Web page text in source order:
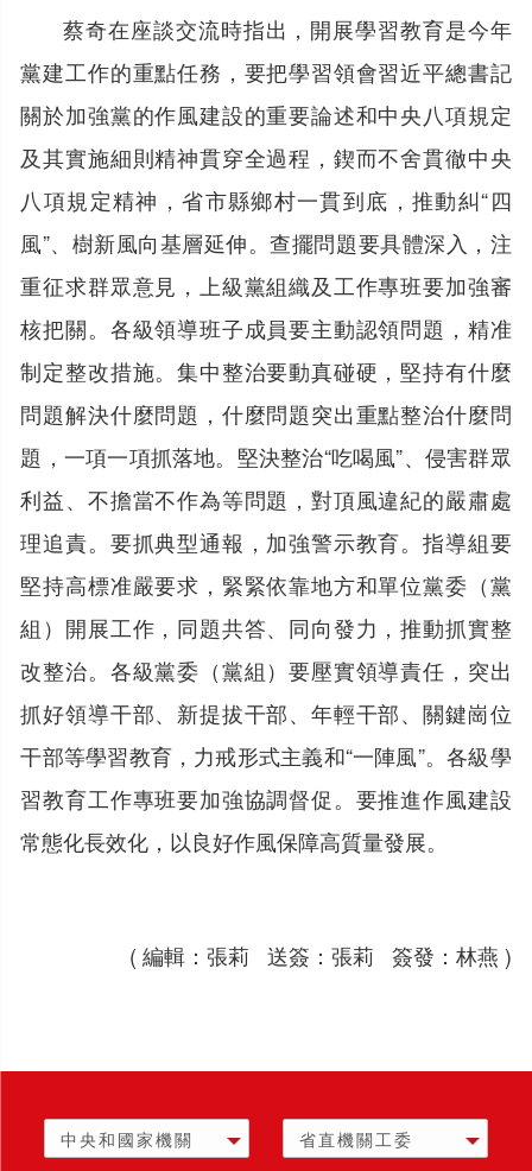
蔡奇在座談交流時指出，開展學習教育是今年
黨建工作的重點任務，要把學習領會習近平總書記
關於加強黨的作風建設的重要論述和中央八項規定
及其實施細則精神貫穿全過程，鍥而不舍貫徹中央
八項規定精神，省市縣鄉村一貫到底，推動糾“四
風”、樹新風向基層延伸。查擺問題要具體深入，注
重征求群眾意見，上級黨組織及工作專班要加強審
核把關。各級領導班子成員要主動認領問題，精准
制定整改措施。集中整治要動真碰硬，堅持有什麼
問題解決什麼問題，什麼問題突出重點整治什麼問
題，一項一項抓落地。堅決整治“吃喝風”、侵害群眾
利益、不擔當不作為等問題，對頂風違紀的嚴肅處
理追責。要抓典型通報，加強警示教育。指導組要
堅持高標准嚴要求，緊緊依靠地方和單位黨委（黨
組）開展工作，同題共答、同向發力，推動抓實整
改整治。各級黨委（黨組）要壓實領導責任，突出
抓好領導干部、新提拔干部、年輕干部、關鍵崗位
干部等學習教育，力戒形式主義和“一陣風”。各級學
習教育工作專班要加強協調督促。要推進作風建設
常態化長效化，以良好作風保障高質量發展。
( 編輯：張莉 送簽：張莉 簽發：林燕 )
中央和國家機關 省直機關工委